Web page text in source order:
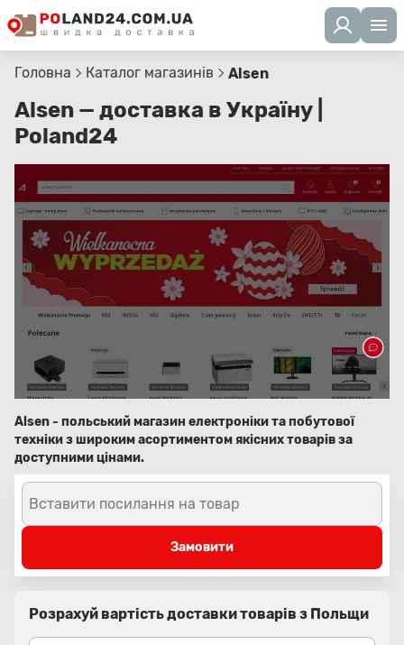
Головна Каталог магазинів Alsen
Alsen — доставка в Україну |
Poland24
Alsen - польський магазин електроніки та побутової
техніки з широким асортиментом якісних товарів за
доступними цінами.
Вставити посилання на товар
Замовити
Розрахуй вартість доставки товарів з Польщи